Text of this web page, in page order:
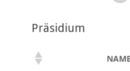
Präsidium
NAME